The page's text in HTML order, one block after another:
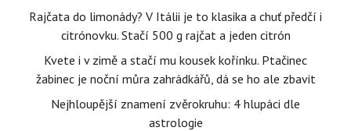
Rajčata do limonády? V Itálii je to klasika a chuť předčí i
citrónovku. Stačí 500 g rajčat a jeden citrón
Kvete i v zimě a stačí mu kousek kořínku. Ptačinec
žabinec je noční můra zahrádkářů, dá se ho ale zbavit
Nejhloupější znamení zvěrokruhu: 4 hlupáci dle
astrologie